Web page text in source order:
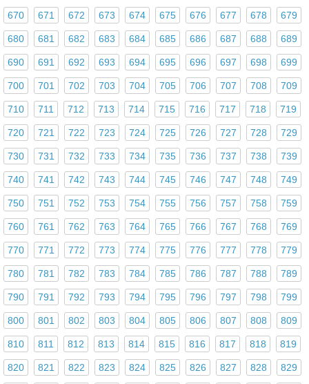
670 671 672 673 674 675 676 677 678 679
680 681 682 683 684 685 686 687 688 689
690 691 692 693 694 695 696 697 698 699
700 701 702 703 704 705 706 707 708 709
710 711 712 713 714 715 716 717 718 719
720 721 722 723 724 725 726 727 728 729
730 731 732 733 734 735 736 737 738 739
740 741 742 743 744 745 746 747 748 749
750 751 752 753 754 755 756 757 758 759
760 761 762 763 764 765 766 767 768 769
770 771 772 773 774 775 776 777 778 779
780 781 782 783 784 785 786 787 788 789
790 791 792 793 794 795 796 797 798 799
800 801 802 803 804 805 806 807 808 809
810 811 812 813 814 815 816 817 818 819
820 821 822 823 824 825 826 827 828 829